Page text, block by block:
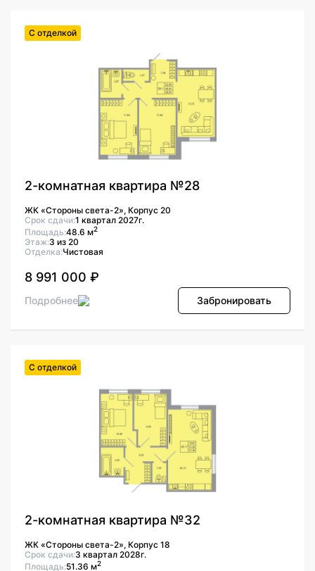
С отделкой
2-комнатная квартира №28
ЖК «Стороны света-2», Корпус 20
Срок сдачи:1 квартал 2027г.
Площадь:48.6 м2
Этаж:3 из 20
Отделка:Чистовая
8 991 000 ₽
Подробнее Забронировать
С отделкой
2-комнатная квартира №32
ЖК «Стороны света-2», Корпус 18
Срок сдачи:3 квартал 2028г.
Площадь:51.36 м2